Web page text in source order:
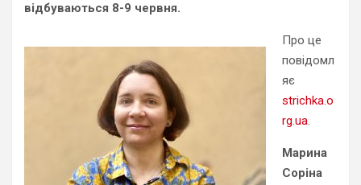
відбуваються 8-9 червня.
Про це
повідомл
яє
strichka.o
rg.ua.
Марина
Соріна